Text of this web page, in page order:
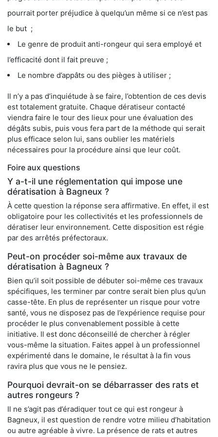
pourrait porter préjudice à quelqu’un même si ce n’est pas
le but ;
Le genre de produit anti-rongeur qui sera employé et
l’efficacité dont il fait preuve ;
Le nombre d’appâts ou des pièges à utiliser ;
Il n’y a pas d’inquiétude à se faire, l’obtention de ces devis
est totalement gratuite. Chaque dératiseur contacté
viendra faire le tour des lieux pour une évaluation des
dégâts subis, puis vous fera part de la méthode qui serait
plus efficace selon lui, sans oublier les matériels
nécessaires pour la procédure ainsi que leur coût.
Foire aux questions
Y a-t-il une réglementation qui impose une
dératisation à Bagneux ?
À cette question la réponse sera affirmative. En effet, il est
obligatoire pour les collectivités et les professionnels de
dératiser leur environnement. Cette disposition est régie
par des arrêtés préfectoraux.
Peut-on procéder soi-même aux travaux de
dératisation à Bagneux ?
Bien qu’il soit possible de débuter soi-même ces travaux
spécifiques, les terminer par contre serait bien plus qu’un
casse-tête. En plus de représenter un risque pour votre
santé, vous ne disposez pas de l’expérience requise pour
procéder le plus convenablement possible à cette
initiative. Il est donc déconseillé de chercher à régler
vous-même la situation. Faites appel à un professionnel
expérimenté dans le domaine, le résultat à la fin vous
ravira plus que vous ne le pensiez.
Pourquoi devrait-on se débarrasser des rats et
autres rongeurs ?
Il ne s’agit pas d’éradiquer tout ce qui est rongeur à
Bagneux, il est question de rendre votre milieu d’habitation
ou autre agréable à vivre. La présence de rats et autres